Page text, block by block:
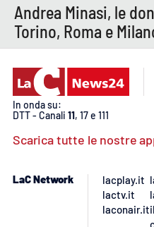
Andrea Minasi, le
Torino, Roma e
In onda su:
DTT - Canali 11, 17 e 111
Scarica tutte le nostre
LaC Network
lacplay.it
lactv.it
laconair.it